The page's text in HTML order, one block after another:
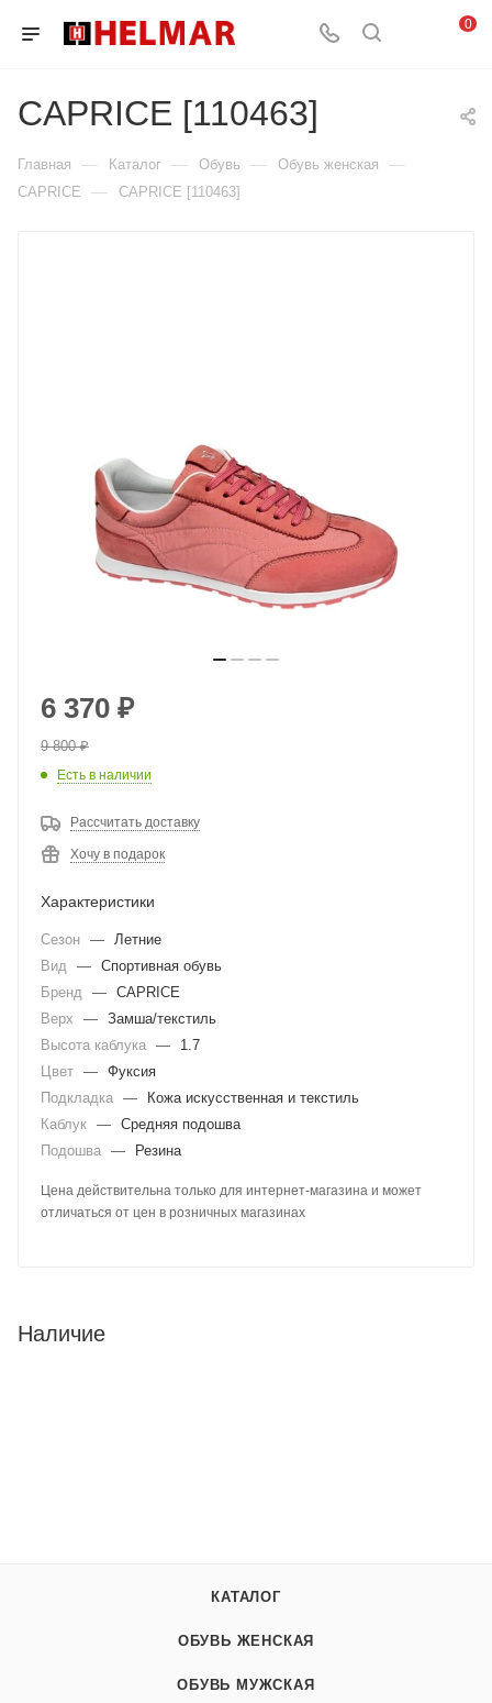
0
CAPRICE [110463]
Главная — Каталог — Обувь — Обувь женская —
CAPRICE — CAPRICE [110463]
6 370 ₽
9 800₽
Есть в наличии
Рассчитать доставку
Хочу в подарок
Характеристики
Сезон —
Летние
Вид
— Спортивная обувь
Бренд
— CAPRICE
Верх
— Замша/текстиль
Высота каблука —
1.7
Цвет — Фуксия
Подкладка —
Кожа искусственная и текстиль
Каблук — Средняя подошва
Подошва — Резина
Цена действительна только для интернет-магазина и может
отличаться от цен в розничных магазинах
Наличие
КАТАЛОГ
ОБУВЬ ЖЕНСКАЯ
ОБУВЬ МУЖСКАЯ